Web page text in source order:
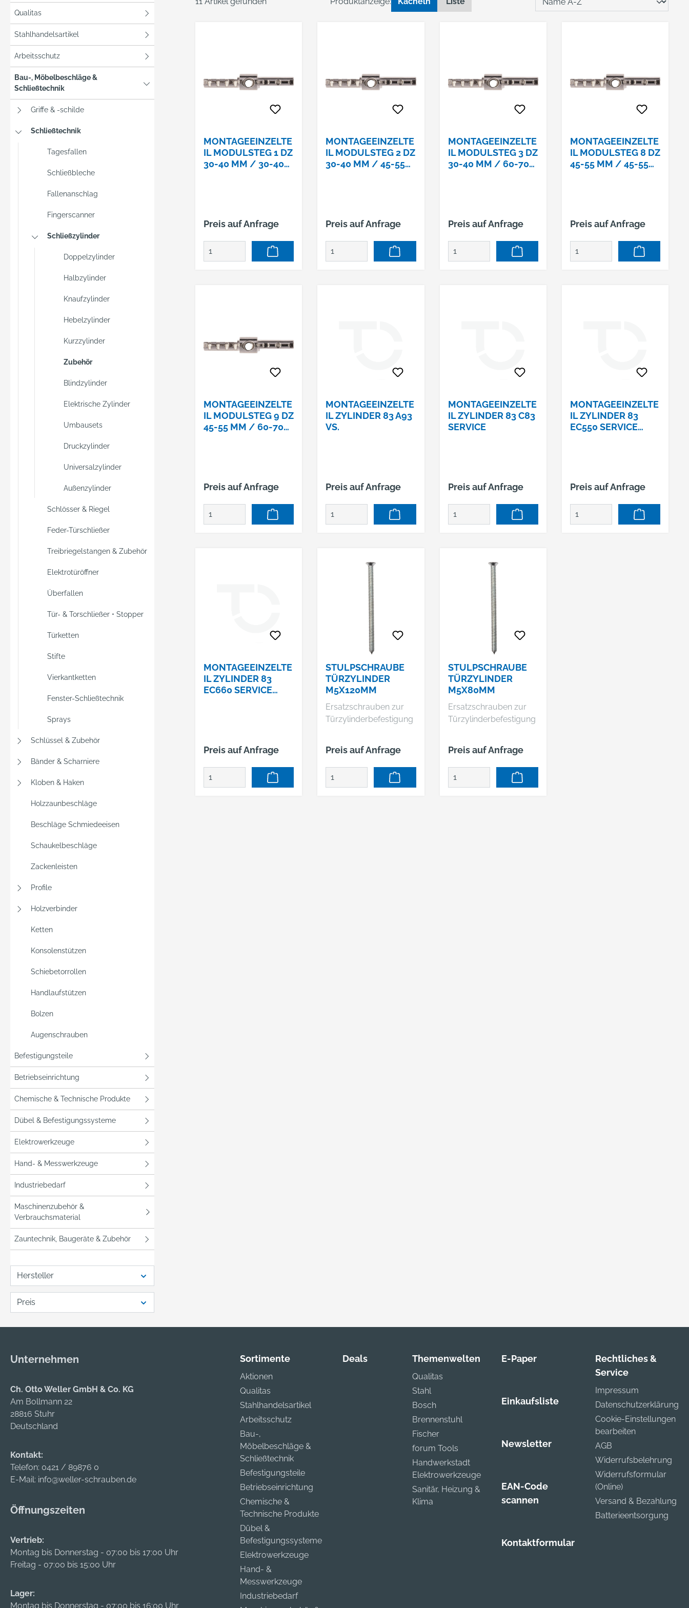
Qualitas
Stahlhandelsartikel
Arbeitsschutz
Bau-, Möbelbeschläge &
Schließtechnik
Griffe & -schilde
Schließtechnik
Tagesfallen
Schließbleche
Fallenanschlag
Fingerscanner
Schließzylinder
Doppelzylinder
Halbzylinder
Knaufzylinder
Hebelzylinder
Kurzzylinder
Zubehör
Blindzylinder
Elektrische Zylinder
Umbausets
Druckzylinder
Universalzylinder
Außenzylinder
Schlösser & Riegel
Feder-Türschließer
Treibriegelstangen & Zubehör
Elektrotüröffner
Überfallen
Tür- & Torschließer • Stopper
Türketten
Stifte
Vierkantketten
Fenster-Schließtechnik
Sprays
Schlüssel & Zubehör
Bänder & Scharniere
Kloben & Haken
Holzzaunbeschläge
Beschläge Schmiedeeisen
Schaukelbeschläge
Zackenleisten
Profile
Holzverbinder
Ketten
Konsolenstützen
Schiebetorrollen
Handlaufstützen
Bolzen
Augenschrauben
Befestigungsteile
Betriebseinrichtung
Chemische & Technische Produkte
Dübel & Befestigungssysteme
Elektrowerkzeuge
Hand- & Messwerkzeuge
Industriebedarf
Maschinenzubehör &
Verbrauchsmaterial
Zauntechnik, Baugeräte & Zubehör
Hersteller
Preis
MONTAGEEINZELTE
IL MODULSTEG 1 DZ
30-40 MM / 30-40
Preis auf Anfrage
MONTAGEEINZELTE
IL MODULSTEG 2 DZ
30-40 MM / 45-55
Preis auf Anfrage
MONTAGEEINZELTE
IL MODULSTEG 3 DZ
30-40 MM / 60-70
Preis auf Anfrage
MONTAGEEINZELTE
IL MODULSTEG 8 DZ
45-55 MM / 45-55
Preis auf Anfrage
MONTAGEEINZELTE
IL MODULSTEG 9 DZ
45-55 MM / 60-70
Preis auf Anfrage
MONTAGEEINZELTE
IL ZYLINDER 83 A93
VS.
Preis auf Anfrage
MONTAGEEINZELTE
IL ZYLINDER 83 C83
SERVICE
Preis auf Anfrage
MONTAGEEINZELTE
IL ZYLINDER 83
EC550 SERVICE
Preis auf Anfrage
MONTAGEEINZELTE
IL ZYLINDER 83
EC660 SERVICE
Preis auf Anfrage
STULPSCHRAUBE
TÜRZYLINDER
M5X120MM
Ersatzschrauben zur
Türzylinderbefestigung
Preis auf Anfrage
STULPSCHRAUBE
TÜRZYLINDER
M5X80MM
Ersatzschrauben zur
Türzylinderbefestigung
Preis auf Anfrage
Unternehmen
Ch. Otto Weller GmbH & Co. KG
Am Bollmann 22
28816 Stuhr
Deutschland
Kontakt:
Telefon: 0421 / 89876 0
E-Mail: info@weller-schrauben.de
Öffnungszeiten
Vertrieb:
Montag bis Donnerstag - 07:00 bis 17:00 Uhr
Freitag - 07:00 bis 15:00 Uhr
Lager:
Montag bis Donnerstag - 07:00 bis 16:00 Uhr
Sortimente
Aktionen
Qualitas
Stahlhandelsartikel
Arbeitsschutz
Bau-,
Möbelbeschläge &
Schließtechnik
Befestigungsteile
Betriebseinrichtung
Chemische &
Technische Produkte
Dübel &
Befestigungssysteme
Elektrowerkzeuge
Hand- &
Messwerkzeuge
Industriebedarf
Deals Themenwelten
Qualitas
Stahl
Bosch
Brennenstuhl
Fischer
forum Tools
Handwerkstadt
Elektrowerkzeuge
Sanitär, Heizung &
Klima
E-Paper
Einkaufsliste
Newsletter
EAN-Code
scannen
Kontaktformular
Rechtliches &
Service
Impressum
Datenschutzerklärung
Cookie-Einstellungen
bearbeiten
AGB
Widerrufsbelehrung
Widerrufsformular
(Online)
Versand & Bezahlung
Batterieentsorgung